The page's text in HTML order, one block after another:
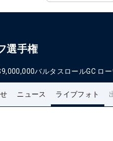
選手権
バルタスロールGC ロ
ニュース ライブフォト